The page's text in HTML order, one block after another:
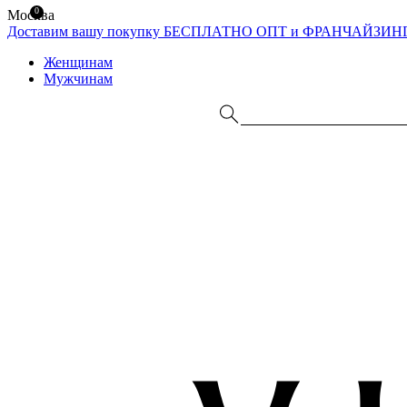
Москва
Доставим вашу покупку БЕСПЛАТНО ОПТ и
Женщинам
Мужчинам
0